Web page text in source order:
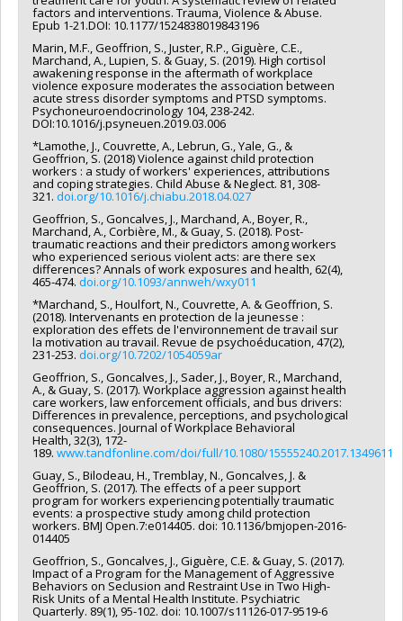
factors and interventions. Trauma, Violence & Abuse.
Epub 1-21.DOI: 10.1177/1524838019843196
Marin, M.F., Geoffrion, S., Juster, R.P., Giguère, C.E.,
Marchand, A., Lupien, S. & Guay, S. (2019). High cortisol
awakening response in the aftermath of workplace
violence exposure moderates the association between
acute stress disorder symptoms and PTSD symptoms.
Psychoneuroendocrinology 104, 238-242.
DOI:10.1016/j.psyneuen.2019.03.006
*Lamothe, J., Couvrette, A., Lebrun, G., Yale, G., &
Geoffrion, S. (2018) Violence against child protection
workers : a study of workers' experiences, attributions
and coping strategies. Child Abuse & Neglect. 81, 308-
321. doi.org/10.1016/j.chiabu.2018.04.027
Geoffrion, S., Goncalves, J., Marchand, A., Boyer, R.,
Marchand, A., Corbière, M., & Guay, S. (2018). Post-
traumatic reactions and their predictors among workers
who experienced serious violent acts: are there sex
differences? Annals of work exposures and health, 62(4),
465-474. doi.org/10.1093/annweh/wxy011
*Marchand, S., Houlfort, N., Couvrette, A. & Geoffrion, S.
(2018). Intervenants en protection de la jeunesse :
exploration des effets de l'environnement de travail sur
la motivation au travail. Revue de psychoéducation, 47(2),
231-253. doi.org/10.7202/1054059ar
Geoffrion, S., Goncalves, J., Sader, J., Boyer, R., Marchand,
A., & Guay, S. (2017). Workplace aggression against health
care workers, law enforcement officials, and bus drivers:
Differences in prevalence, perceptions, and psychological
consequences. Journal of Workplace Behavioral
Health, 32(3), 172-
189. www.tandfonline.com/doi/full/10.1080/15555240.2017.1349611
Guay, S., Bilodeau, H., Tremblay, N., Goncalves, J. &
Geoffrion, S. (2017). The effects of a peer support
program for workers experiencing potentially traumatic
events: a prospective study among child protection
workers. BMJ Open.7:e014405. doi: 10.1136/bmjopen-2016-
014405
Geoffrion, S., Goncalves, J., Giguère, C.E. & Guay, S. (2017).
Impact of a Program for the Management of Aggressive
Behaviors on Seclusion and Restraint Use in Two High-
Risk Units of a Mental Health Institute. Psychiatric
Quarterly. 89(1), 95-102. doi: 10.1007/s11126-017-9519-6